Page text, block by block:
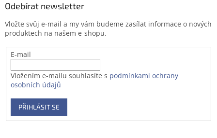
Odebírat newsletter
Vložte svůj e-mail a my vám budeme zasílat informace o nových
produktech na našem e-shopu.
E-mail
Vložením e-mailu souhlasíte s podmínkami ochrany
osobních údajů
PŘIHLÁSIT SE